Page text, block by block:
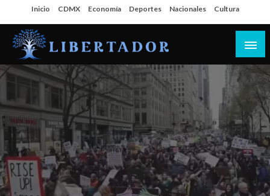
al
contenido
Inicio CDMX Economía Deportes Nacionales Cultura
Libertador MX